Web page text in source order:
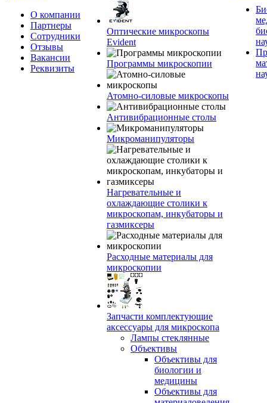
О компании
Партнеры
Сотрудники
Отзывы
Вакансии
Реквизиты
Оптические микроскопы
Evident
Программы микроскопии
Атомно-силовые микроскопы
Антивибрационные столы
Микроманипуляторы
Нагревательные и
охлаждающие столики к
микроскопам, инкубаторы и
газмиксеры
Расходные материалы для
микроскопии
Запчасти комплектующие
аксессуары для микроскопа
Лампы стеклянные
Объективы
Объективы для
биологии и
медицины
Объективы для